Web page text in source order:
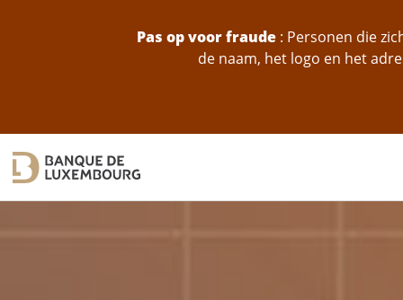
Pas op voor fraude : Personen die
de naam, het logo en het